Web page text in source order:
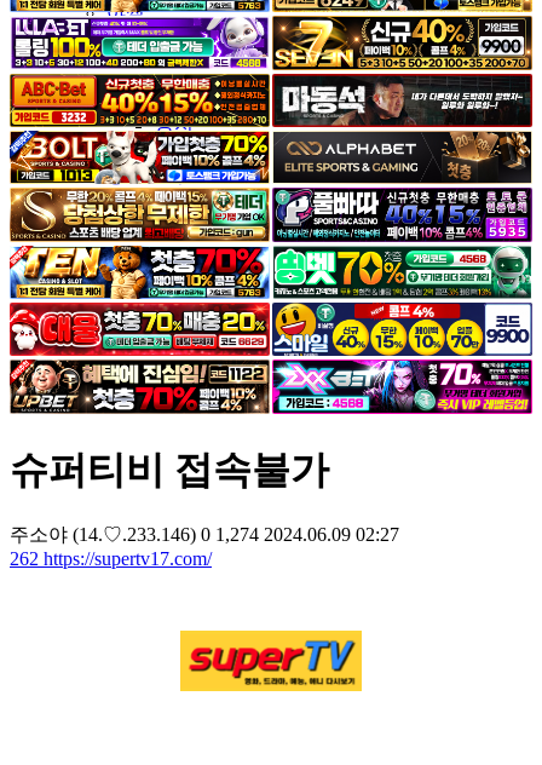
야썰
고객센터
공지&이벤트
공지
1:1문의
광고문의
슈퍼티비 접속불가
주소야 (14.♡.233.146) 0 1,274 2024.06.09 02:27
262 https://supertv17.com/